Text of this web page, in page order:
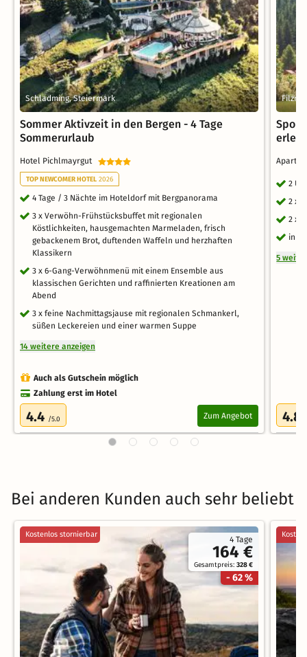
Schladming, Steiermark
Sommer Aktivzeit in den Bergen - 4 Tage
Sommerurlaub
Hotel Pichlmayrgut
TOP NEWCOMER HOTEL 2026
4 Tage / 3 Nächte im Hoteldorf mit Bergpanorama
3 x Verwöhn-Frühstücksbuffet mit regionalen
Köstlichkeiten, hausgemachten Marmeladen, frisch
gebackenem Brot, duftenden Waffeln und herzhaften
Klassikern
3 x 6-Gang-Verwöhnmenü mit einem Ensemble aus
klassischen Gerichten und raffinierten Kreationen am
Abend
3 x feine Nachmittagsjause mit regionalen Schmankerl,
süßen Leckereien und einer warmen Suppe
14 weitere anzeigen
Auch als Gutschein möglich
Zahlung erst im Hotel
4.4 /5.0 Zum Angebot
2
2 x
2 x
inkl.
5
4.8
Bei anderen Kunden auch sehr beliebt
4 Tage
164 €
Gesamtpreis:328 €
- 62 %
Kostenlos stornierbar